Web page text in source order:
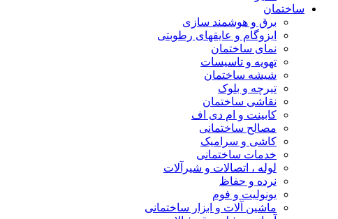
ساختمان
برق و هوشمند سازی
ایزوگام و عایقهای رطوبتی
نمای ساختمان
تهویه و تاسیسات
شیشه ساختمان
تیرچه و بلوک
نقاشی ساختمان
کابینت و ام دی اف
مصالح ساختمانی
کاشی و سرامیک
خدمات ساختمانی
لوله ، اتصالات و شیرآلات
نرده و حفاظ
یونولیت و فوم
ماشین آلات و ابزار ساختمانی